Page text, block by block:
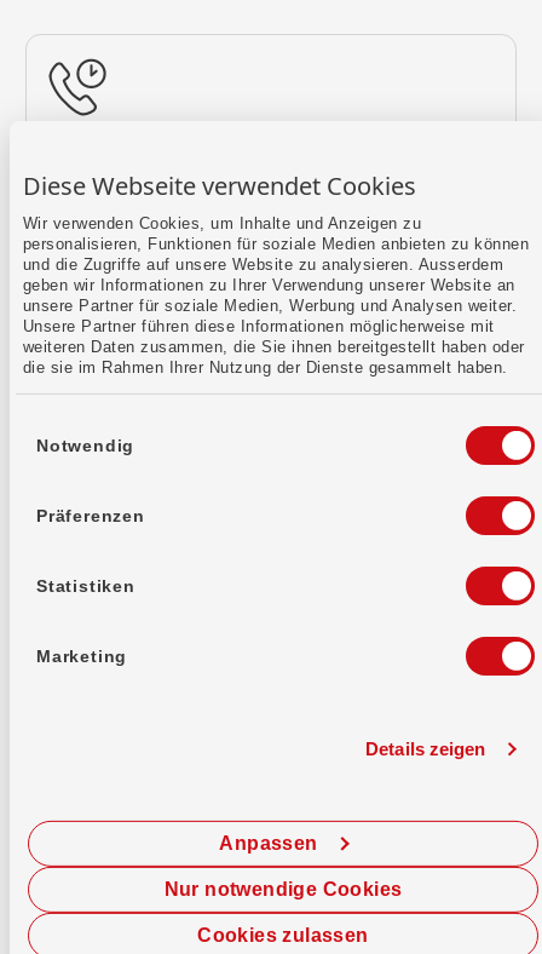
Diese Webseite verwendet Cookies
Wir verwenden Cookies, um Inhalte und Anzeigen zu
personalisieren, Funktionen für soziale Medien anbieten zu können
und die Zugriffe auf unsere Website zu analysieren. Ausserdem
geben wir Informationen zu Ihrer Verwendung unserer Website an
unsere Partner für soziale Medien, Werbung und Analysen weiter.
Unsere Partner führen diese Informationen möglicherweise mit
weiteren Daten zusammen, die Sie ihnen bereitgestellt haben oder
die sie im Rahmen Ihrer Nutzung der Dienste gesammelt haben.
Notwendig
Präferenzen
Statistiken
Marketing
Details zeigen
Cookies zulassen
Anpassen
Nur notwendige Cookies
Mehr erfahren
Kontaktformular
Jetzt chatten